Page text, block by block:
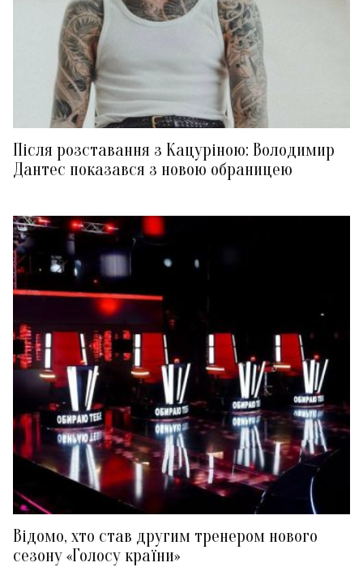
Після розставання з Кацуріною: Володимир
Дантес показався з новою обраницею
Відомо, хто став другим тренером нового
сезону «Голосу країни»